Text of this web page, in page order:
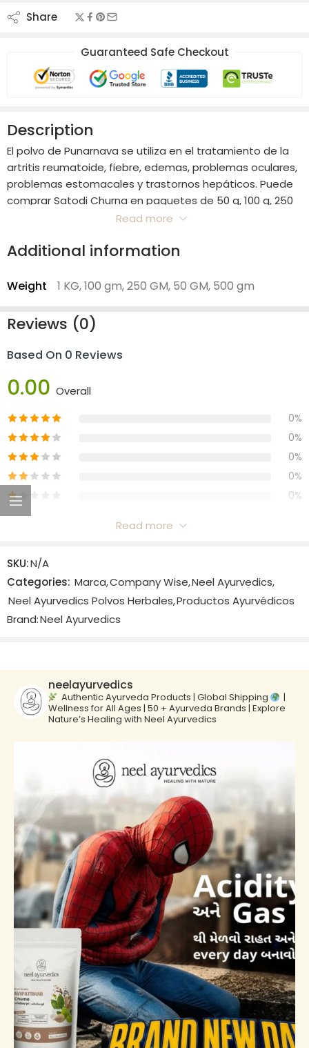
Share
Guaranteed Safe Checkout
Description
El polvo de Punarnava se utiliza en el tratamiento de la
artritis reumatoide, fiebre, edemas, problemas oculares,
problemas estomacales y trastornos hepáticos. Puede
comprar Satodi Churna en paquetes de 50 g, 100 g, 250
Read more
Additional information
Weight 1 KG, 100 gm, 250 GM, 50 GM, 500 gm
Reviews (0)
Based On 0 Reviews
0.00 Overall
0%
0%
0%
0%
0%
There are no reviews yet.
Read more
SKU:N/A
Categories: Marca,Company Wise,Neel Ayurvedics,
Neel Ayurvedics Polvos Herbales,Productos Ayurvédicos
Brand:Neel Ayurvedics
neelayurvedics
Authentic Ayurveda Products | Global Shipping
|
Wellness for All Ages | 50 + Ayurveda Brands | Explore
Nature’s Healing with Neel Ayurvedics